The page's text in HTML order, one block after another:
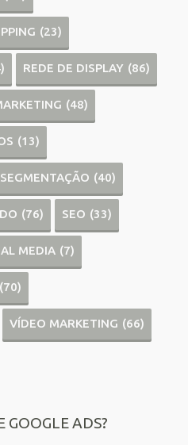
(23)
REDE DE DISPLAY (86)
(48)
(13)
SEGMENTAÇÃO (40)
(76) SEO (33)
MEDIA (7)
(70)
VÍDEO MARKETING (66)
GOOGLE ADS?